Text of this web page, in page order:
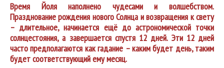
Время Йоля наполнено чудесами и волшебством.
Празднование рождения нового Солнца и возвращения к свету
– длительное, начинается ещё до астрономической точки
солнцестояния, а завершается спустя 12 дней. Эти 12 дней
часто предполагаются как гадание – каким будет день, таким
будет соответствующий ему месяц.